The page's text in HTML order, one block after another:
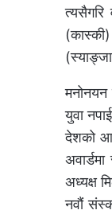
त्यसैगरि
मनोनयन
युवा
देशको
अध्यक्ष
नवौं